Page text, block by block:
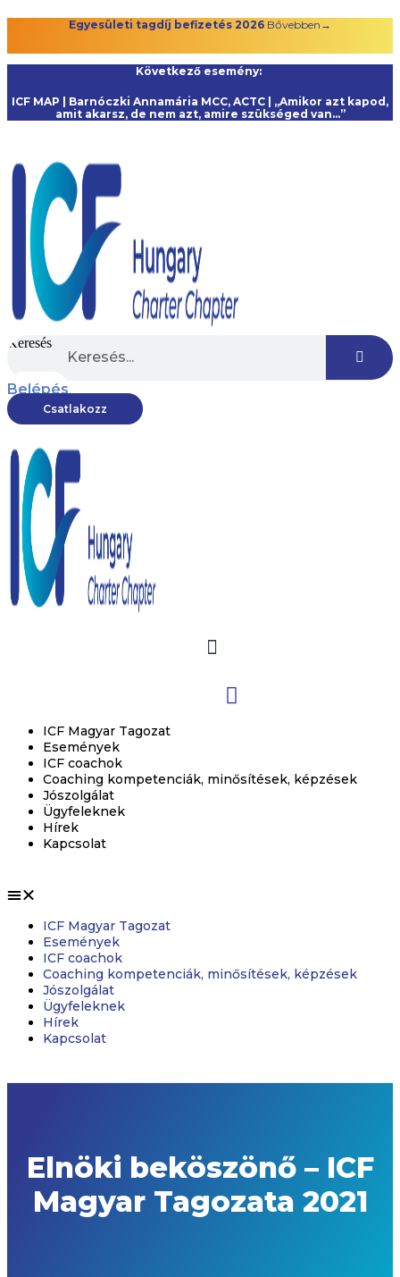
Egyesületi tagdíj befizetés 2026 Bővebben→
Következő esemény:
ICF MAP | Barnóczki Annamária MCC, ACTC | „Amikor azt kapod,
amit akarsz, de nem azt, amire szükséged van…”
Keresés
Belépés
Csatlakozz
ICF Magyar Tagozat
Események
ICF coachok
Coaching kompetenciák, minősítések, képzések
Jószolgálat
Ügyfeleknek
Hírek
Kapcsolat
ICF Magyar Tagozat
Események
ICF coachok
Coaching kompetenciák, minősítések, képzések
Jószolgálat
Ügyfeleknek
Hírek
Kapcsolat
Elnöki beköszönő – ICF
Magyar Tagozata 2021